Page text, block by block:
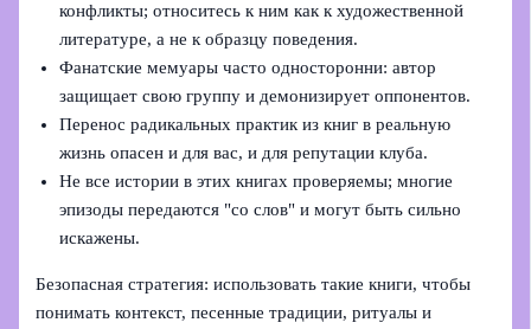
конфликты; относитесь к ним как к художественной
литературе, а не к образцу поведения.
Фанатские мемуары часто односторонни: автор
защищает свою группу и демонизирует оппонентов.
Перенос радикальных практик из книг в реальную
жизнь опасен и для вас, и для репутации клуба.
Не все истории в этих книгах проверяемы; многие
эпизоды передаются "со слов" и могут быть сильно
искажены.
Безопасная стратегия: использовать такие книги, чтобы
понимать контекст, песенные традиции, ритуалы и